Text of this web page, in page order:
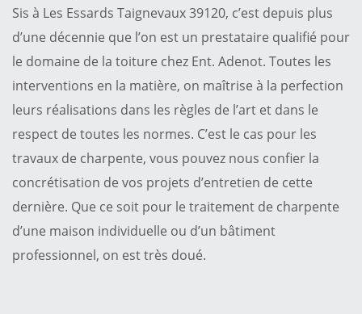
Sis à Les Essards Taignevaux 39120, c’est depuis plus
d’une décennie que l’on est un prestataire qualifié pour
le domaine de la toiture chez Ent. Adenot. Toutes les
interventions en la matière, on maîtrise à la perfection
leurs réalisations dans les règles de l’art et dans le
respect de toutes les normes. C’est le cas pour les
travaux de charpente, vous pouvez nous confier la
concrétisation de vos projets d’entretien de cette
dernière. Que ce soit pour le traitement de charpente
d’une maison individuelle ou d’un bâtiment
professionnel, on est très doué.